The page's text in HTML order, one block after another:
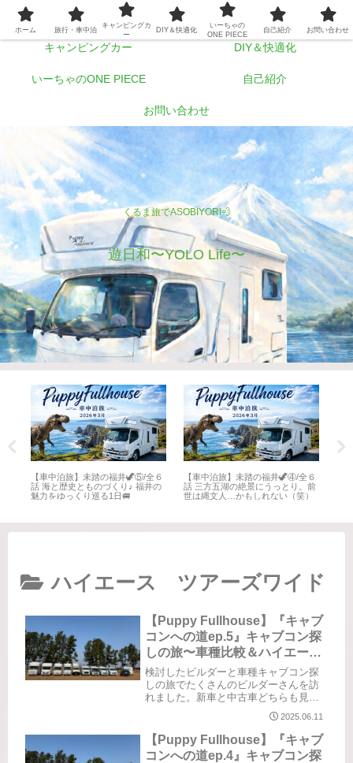
くるま旅でASOBIYORI💨
遊日和〜YOLO Life〜
ホーム 旅行・車中泊
キャンピングカー DIY＆快適化
いーちゃのONE PIECE 自己紹介
お問い合わせ
【車中泊旅】未踏の福井🦖⑤/全６
話 海と歴史とものづくり♪ 福井の
魅力をゆっくり巡る1日🚐
【車中泊旅】未踏の福井🦖④/全６
話 三方五湖の絶景にうっとり。前
世は縄文人…かもしれない（笑）
ハイエース ツアーズワイド
【Puppy Fullhouse】『キャブ
コンへの道ep.5』キャブコン探
しの旅〜車種比較＆ハイエース
査定〜
検討したビルダーと車種キャブコン探
しの旅でたくさんのビルダーさんを訪
れました。新車と中古車どちらも見せ
ていただきました。Nutz（クレア・ク
レソン・ジープニー・アレッタ・ジョ
リビー）AtoZ（アンソニー・ACE-1・
Light）TOWAモー...
2025.06.11
【Puppy Fullhouse】『キャブ
コンへの道ep.4』キャブコン探
ホーム 旅行・車中泊
キャンピングカ
ー
DIY＆快適化
いーちゃの
ONE PIECE
自己紹介 お問い合わせ